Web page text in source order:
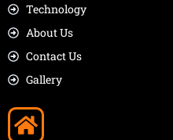
Technology
About Us
Contact Us
Gallery